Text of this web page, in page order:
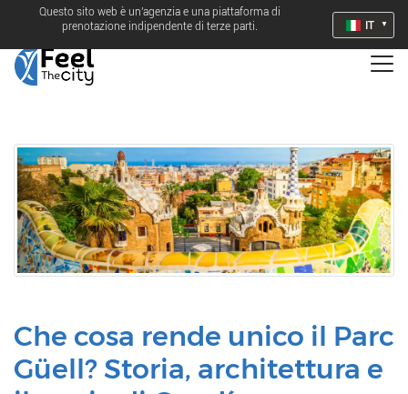
Questo sito web è un'agenzia e una piattaforma di
prenotazione indipendente di terze parti.
IT
Che cosa rende unico il Parc
Güell? Storia, architettura e